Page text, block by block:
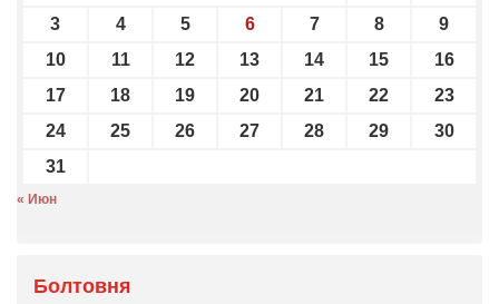
3
4 5 6 7 8
9
10
11 12 13 14 15
16
17
18 19 20 21 22
23
24
25 26 27 28 29
30
31
« Июн
Болтовня